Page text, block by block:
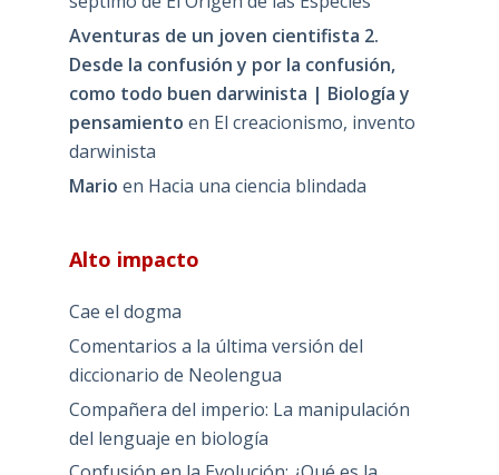
Aventuras de un joven cientifista 2.
Desde la confusión y por la confusión,
como todo buen darwinista | Biología y
pensamiento en El creacionismo, invento
darwinista
Mario en Hacia una ciencia blindada
Alto impacto
Cae el dogma
Comentarios a la última versión del
diccionario de Neolengua
Compañera del imperio: La manipulación
del lenguaje en biología